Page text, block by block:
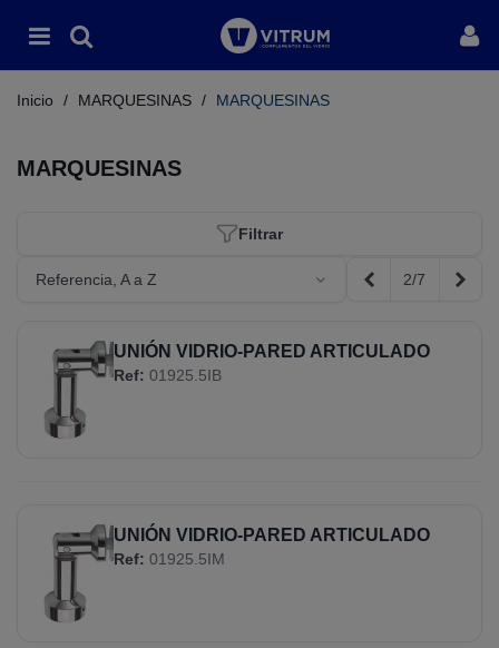
Inicio / MARQUESINAS / MARQUESINAS
MARQUESINAS
Filtrar
Referencia, A a Z Anterior
2/7
UNIÓN VIDRIO-PARED ARTICULADO
Ref: 01925.5IB
UNIÓN VIDRIO-PARED ARTICULADO
Ref: 01925.5IM